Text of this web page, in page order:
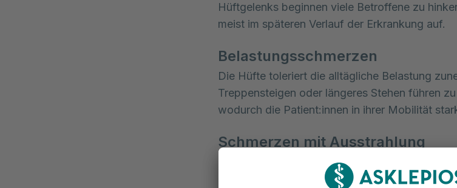
Hüftgelenks beginnen viele Betroffene zu
meist im späteren Verlauf der Erkrankung auf.
Belastungsschmerzen
Die Hüfte toleriert die alltägliche Belastung
Treppensteigen oder längeres Stehen führen
wodurch die Patient:innen in ihrer Mobilität
Schmerzen mit Ausstrahlung
Die Beschwerden bleiben nicht immer auf die
strahlen teilweise in den Oberschenkel oder